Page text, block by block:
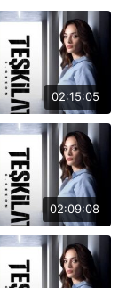
02:15:05
02:09:08